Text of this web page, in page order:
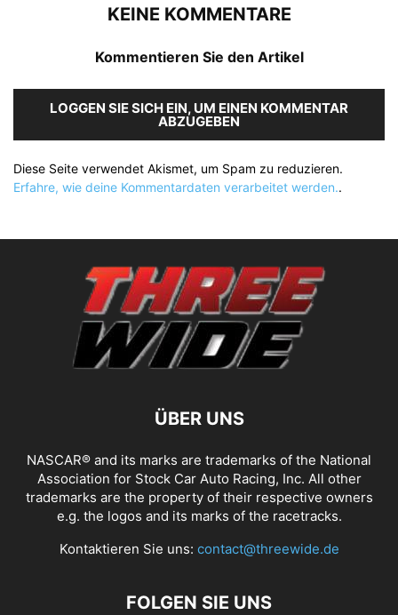
KEINE KOMMENTARE
Kommentieren Sie den Artikel
LOGGEN SIE SICH EIN, UM EINEN KOMMENTAR
ABZUGEBEN
Diese Seite verwendet Akismet, um Spam zu reduzieren.
Erfahre, wie deine Kommentardaten verarbeitet werden..
ÜBER UNS
NASCAR® and its marks are trademarks of the National
Association for Stock Car Auto Racing, Inc. All other
trademarks are the property of their respective owners
e.g. the logos and its marks of the racetracks.
Kontaktieren Sie uns: contact@threewide.de
FOLGEN SIE UNS